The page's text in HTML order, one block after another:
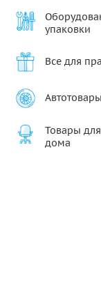
упаковки
Все для
Автотовары
Товары
дома